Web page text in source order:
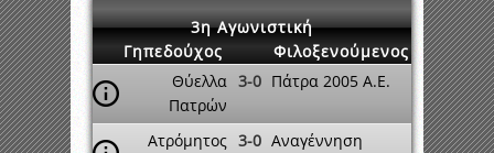
3η Αγωνιστική
Γηπεδούχος
Φιλοξενούμενος
Θύελλα
Πατρών
3-0 Πάτρα 2005 A.E.
Ατρόμητος 3-0 Αναγέννηση